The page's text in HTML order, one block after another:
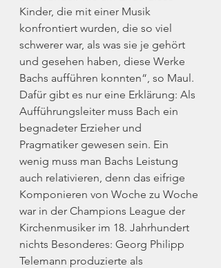
Kinder, die mit einer Musik
konfrontiert wurden, die so viel
schwerer war, als was sie je gehört
und gesehen haben, diese Werke
Bachs aufführen konnten“, so Maul.
Dafür gibt es nur eine Erklärung: Als
Aufführungsleiter muss Bach ein
begnadeter Erzieher und
Pragmatiker gewesen sein. Ein
wenig muss man Bachs Leistung
auch relativieren, denn das eifrige
Komponieren von Woche zu Woche
war in der Champions League der
Kirchenmusiker im 18. Jahrhundert
nichts Besonderes: Georg Philipp
Telemann produzierte als